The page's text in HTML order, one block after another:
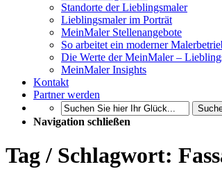
Standorte der Lieblingsmaler
Lieblingsmaler im Porträt
MeinMaler Stellenangebote
So arbeitet ein moderner
Die Werte der MeinMaler –
MeinMaler Insights
Kontakt
Partner werden
Navigation schließen
Tag / Schlagwort: